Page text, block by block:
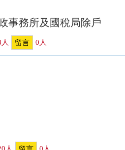
事務所及國稅局除戶
人 留言 0 人
人 0 人